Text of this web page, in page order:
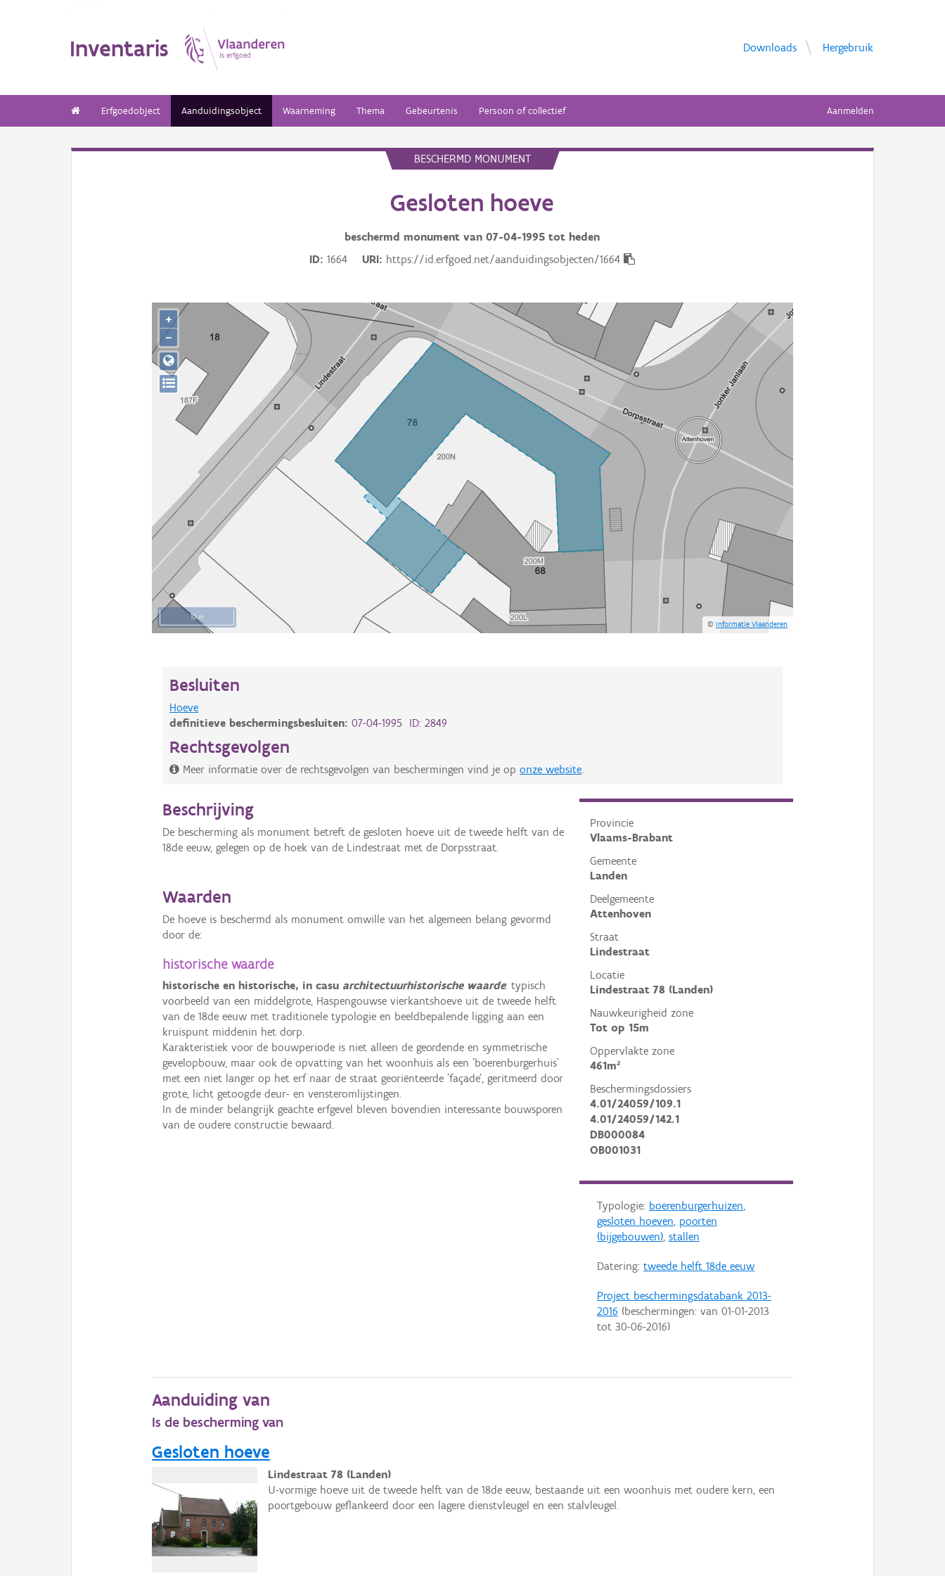
Inventaris Downloads Hergebruik
Erfgoedobject Aanduidingsobject Waarneming Thema Gebeurtenis Persoon of collectief Aanmelden
BESCHERMD MONUMENT
Gesloten hoeve
beschermd monument van07-04-1995 tot heden
ID
1664 URI https://id.erfgoed.net/aanduidingsobjecten/1664
10 m
©Informatie Vlaanderen
+
−
Besluiten
Hoeve
definitieve beschermingsbesluiten:07-04-1995 ID: 2849
Rechtsgevolgen
Meer informatie over de rechtsgevolgen van beschermingen vind je oponze website.
Provincie
Vlaams-Brabant
Gemeente
Landen
Deelgemeente
Attenhoven
Straat
Lindestraat
Locatie
Lindestraat 78 (Landen)
Nauwkeurigheid zone
Tot op 15m
Oppervlakte zone
461m²
Beschermingsdossiers
4.01/24059/109.1
4.01/24059/142.1
DB000084
OB001031
Typologie: boerenburgerhuizen,
gesloten hoeven, poorten
(bijgebouwen), stallen
Datering: tweede helft 18de eeuw
Project beschermingsdatabank 2013-
2016 (beschermingen: van 01-01-2013
tot 30-06-2016)
Beschrijving
De bescherming als monument betreft de gesloten hoeve uit de tweede helft van de
18de eeuw, gelegen op de hoek van de Lindestraat met de Dorpsstraat.
Waarden
De hoeve is beschermd als monument omwille van het algemeen belang gevormd
door de:
historische waarde
historische en historische, in casu architectuurhistorische waarde: typisch
voorbeeld van een middelgrote, Haspengouwse vierkantshoeve uit de tweede helft
van de 18de eeuw met traditionele typologie en beeldbepalende ligging aan een
kruispunt middenin het dorp.
Karakteristiek voor de bouwperiode is niet alleen de geordende en symmetrische
gevelopbouw, maar ook de opvatting van het woonhuis als een 'boerenburgerhuis'
met een niet langer op het erf naar de straat georiënteerde 'façade', geritmeerd door
grote, licht getoogde deur- en vensteromlijstingen.
In de minder belangrijk geachte erfgevel bleven bovendien interessante bouwsporen
van de oudere constructie bewaard.
Aanduiding van
Is de bescherming van
Gesloten hoeve
Lindestraat 78 (Landen)
U-vormige hoeve uit de tweede helft van de 18de eeuw, bestaande uit een woonhuis met oudere kern, een
poortgebouw geflankeerd door een lagere dienstvleugel en een stalvleugel.